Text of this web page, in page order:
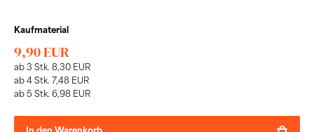
Kaufmaterial
9,90 EUR
ab 3 Stk. 8,30 EUR
ab 4 Stk. 7,48 EUR
ab 5 Stk. 6,98 EUR
In den Warenkorb